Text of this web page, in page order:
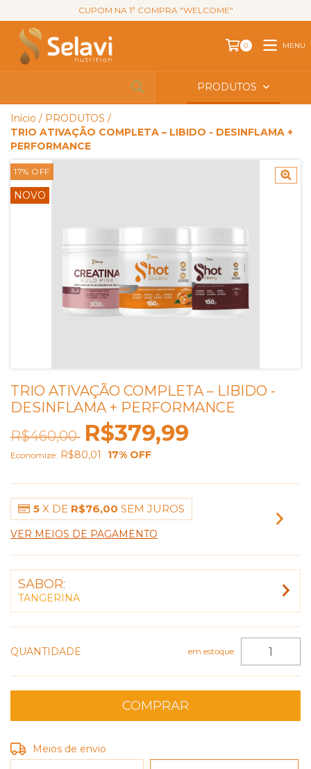
CUPOM NA 1ª COMPRA "WELCOME"
0 MENU
PRODUTOS
Início / PRODUTOS /
TRIO ATIVAÇÃO COMPLETA – LIBIDO - DESINFLAMA +
PERFORMANCE
17% OFF
NOVO
TRIO ATIVAÇÃO COMPLETA – LIBIDO -
DESINFLAMA + PERFORMANCE
R$460,00 R$379,99
Economize: R$80,01 17% OFF
5 X DE R$76,00 SEM JUROS
VER MEIOS DE PAGAMENTO
SABOR:
TANGERINA
QUANTIDADE em estoque
Entregas para o CEP:
Meios de envio